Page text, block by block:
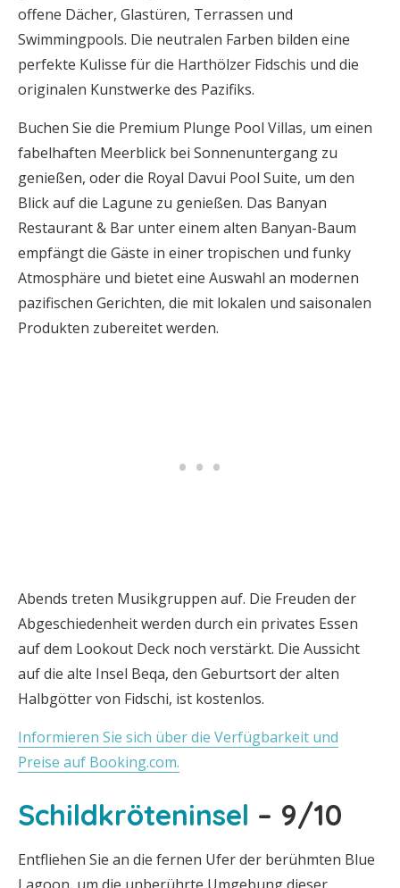
offene Dächer, Glastüren, Terrassen und
Swimmingpools. Die neutralen Farben bilden eine
perfekte Kulisse für die Harthölzer Fidschis und die
originalen Kunstwerke des Pazifiks.
Buchen Sie die Premium Plunge Pool Villas, um einen
fabelhaften Meerblick bei Sonnenuntergang zu
genießen, oder die Royal Davui Pool Suite, um den
Blick auf die Lagune zu genießen. Das Banyan
Restaurant & Bar unter einem alten Banyan-Baum
empfängt die Gäste in einer tropischen und funky
Atmosphäre und bietet eine Auswahl an modernen
pazifischen Gerichten, die mit lokalen und saisonalen
Produkten zubereitet werden.
Abends treten Musikgruppen auf. Die Freuden der
Abgeschiedenheit werden durch ein privates Essen
auf dem Lookout Deck noch verstärkt. Die Aussicht
auf die alte Insel Beqa, den Geburtsort der alten
Halbgötter von Fidschi, ist kostenlos.
Informieren Sie sich über die Verfügbarkeit und
Preise auf Booking.com.
Schildkröteninsel – 9/10
Entfliehen Sie an die fernen Ufer der berühmten Blue